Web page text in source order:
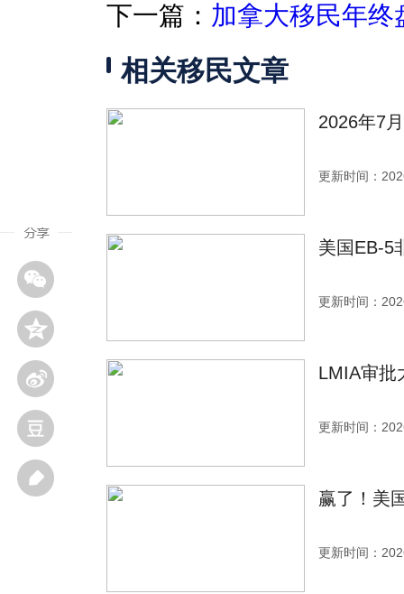
下一篇： 加拿大移民年
相关移民文章
2026年7
更新时间：
美国EB-5
更新时间：
LMIA审批
更新时间：
赢了！美
更新时间：